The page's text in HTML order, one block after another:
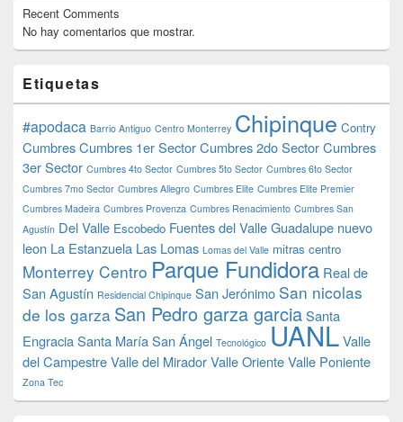
Recent Comments
No hay comentarios que mostrar.
Etiquetas
#apodaca Barrio Antiguo Centro Monterrey Chipinque Contry
CumbresCumbres 1er SectorCumbres 2do SectorCumbres
3er Sector Cumbres 4to Sector Cumbres 5to Sector Cumbres 6to Sector
Cumbres 7mo Sector Cumbres Allegro Cumbres Elite Cumbres Elite Premier
Cumbres Madeira Cumbres Provenza Cumbres Renacimiento Cumbres San
Agustín Del Valle Escobedo Fuentes del ValleGuadalupe nuevo
leon La Estanzuela Las Lomas Lomas del Valle mitras centro
Monterrey Centro Parque Fundidora Real de
San Agustín Residencial Chipinque San Jerónimo San nicolas
de los garza San Pedro garza garciaSanta
EngraciaSanta MaríaSan Ángel Tecnológico UANLValle
del CampestreValle del MiradorValle OrienteValle Poniente
Zona Tec